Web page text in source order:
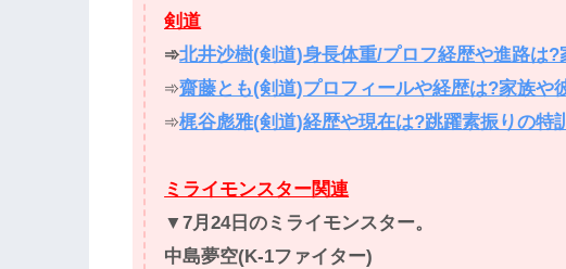
剣道
➾北井沙樹(剣道)身長体重/プロフ経歴や進路は?
➾齋藤とも(剣道)プロフィールや経歴は?家族や
➾梶谷彪雅(剣道)経歴や現在は?跳躍素振りの特
ミライモンスター関連
▼7月24日のミライモンスター。
中島夢空(K-1ファイター)